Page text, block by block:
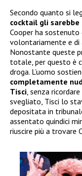
Secondo quanto si
cocktail gli
Cooper ha sostenuto
volontariamente e di
Nonostante queste
totale, per questo è
droga. L’uomo
completamente
Tisci , senza
svegliato, Tisci lo
depositata in
assentato quindici
riuscire più a trovare